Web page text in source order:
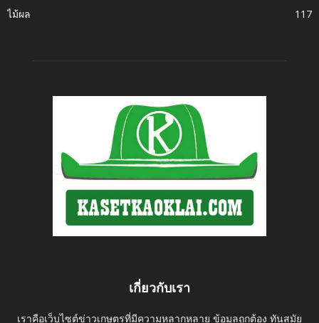
ไม้ผล
117
เกี่ยวกับเรา
เราคือเว็บไซต์ข่าวเกษตรที่มีความหลากหลาย ข้อมูลถูกต้อง ทันสมัย